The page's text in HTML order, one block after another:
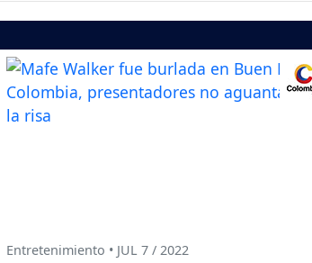
Entretenimiento • JUL 7 / 2022